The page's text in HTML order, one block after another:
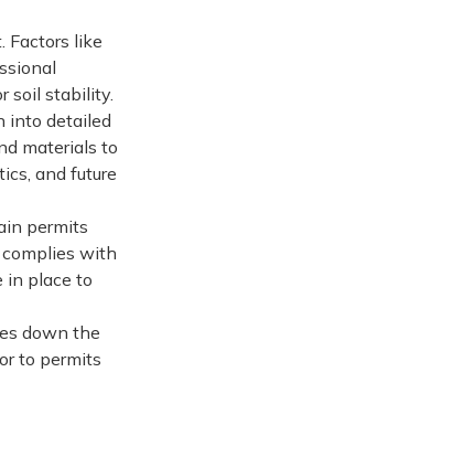
Factors like
soil stability.
into detailed
materials to
and future
permits
with
in place to
down the
to permits